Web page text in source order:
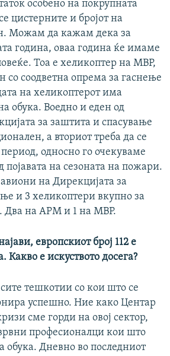
особено на покрупната
цистерните и бројот на
Можам да кажам дека за
година, оваа година ќе имаме
Тоа е хеликоптер на МВР,
со соодветна опрема за гаснење
на хеликоптерот има
обука. Воедно и еден од
за заштита и спасување
а вториот треба да се
односно го очекуваме
појавата на сезоната на пожари.
на Дирекцијата за
и 3 хеликоптери вкупно за
Два на АРМ и 1 на МВР.
европскиот број 112 е
Какво е искуството досега?
тешкотии со кои што се
успешно. Ние како Центар
сме горди на овој сектор,
професионалци кои што
обука. Дневно во последниот